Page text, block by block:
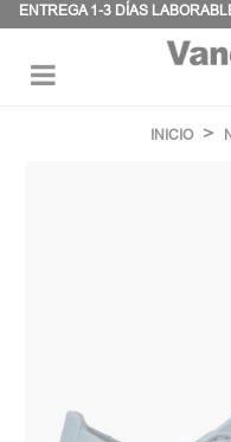
ENTREGA 1-3 DÍAS
INICIO
Panel de gestión de cookies